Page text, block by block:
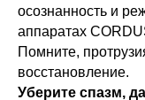
осознанность и
аппаратах
Помните,
восстановление.
Уберите спазм,